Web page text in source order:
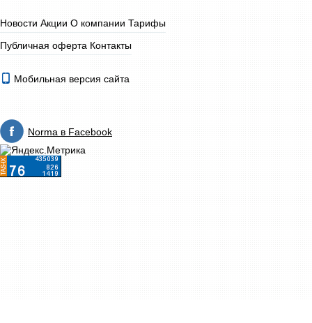
Новости Акции О компании Тарифы
Публичная оферта Контакты
Мобильная версия сайта
Norma в Facebook